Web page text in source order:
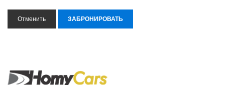
Отменить